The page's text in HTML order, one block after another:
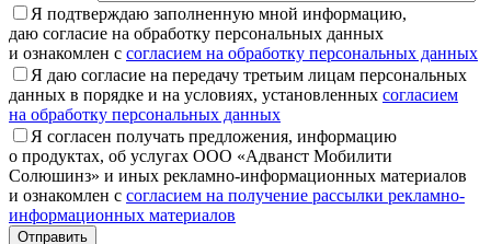
Я подтверждаю заполненную мной информацию,
даю согласие на обработку персональных данных
и ознакомлен с согласием на обработку персональных данных
Я даю согласие на передачу третьим лицам персональных
данных в порядке и на условиях, установленных согласием
на обработку персональных данных
Я согласен получать предложения, информацию
о продуктах, об услугах ООО «Адванст Мобилити
Солюшинз» и иных рекламно-информационных материалов
и ознакомлен с согласием на получение рассылки рекламно-
информационных материалов
Отправить